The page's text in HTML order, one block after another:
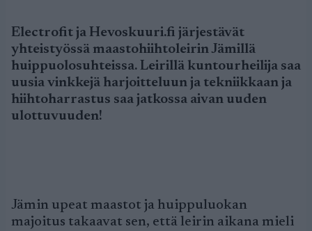
Electrofit ja Hevoskuuri.fi järjestävät
yhteistyössä maastohiihtoleirin Jämillä
huippuolosuhteissa. Leirillä kuntourheilija saa
uusia vinkkejä harjoitteluun ja tekniikkaan ja
hiihtoharrastus saa jatkossa aivan uuden
ulottuvuuden!
Jämin upeat maastot ja huippuluokan
majoitus takaavat sen, että leirin aikana mieli